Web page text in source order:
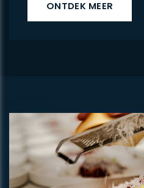
ONTDEK MEER